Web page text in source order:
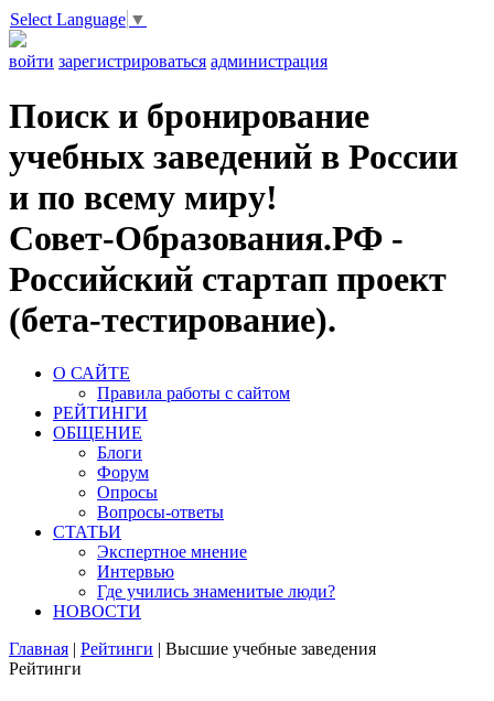
Select Language ▼
войти зарегистрироваться администрация
Поиск и бронирование
учебных заведений в России
и по всему миру!
Совет-Образования.РФ -
Российский стартап проект
(бета-тестирование).
О САЙТЕ
Правила работы с сайтом
РЕЙТИНГИ
ОБЩЕНИЕ
Блоги
Форум
Опросы
Вопросы-ответы
СТАТЬИ
Экспертное мнение
Интервью
Где учились знаменитые люди?
НОВОСТИ
Главная | Рейтинги | Высшие учебные заведения
Рейтинги